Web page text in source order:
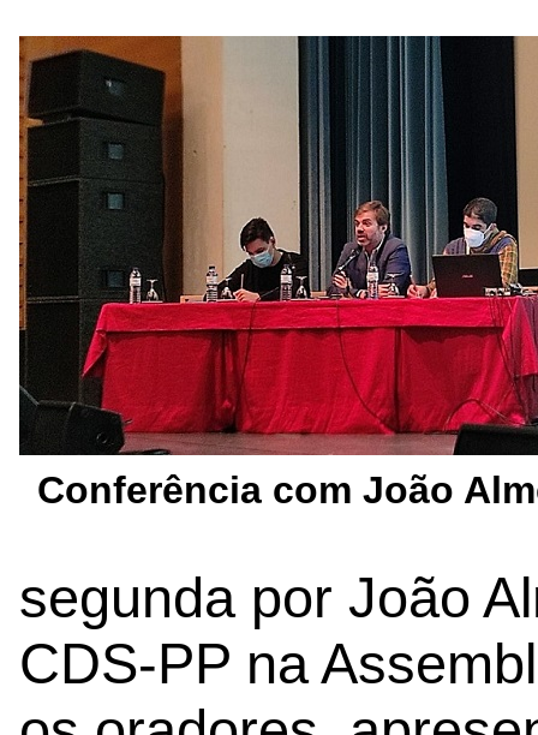
Conferência com João
segunda por João
CDS-PP na